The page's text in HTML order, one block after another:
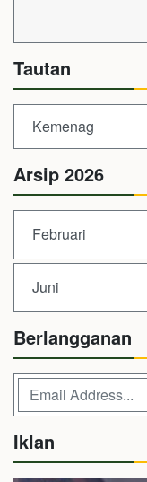
Tautan
Kemenag
Arsip 2026
Februari
Juni
Berlangganan
Iklan